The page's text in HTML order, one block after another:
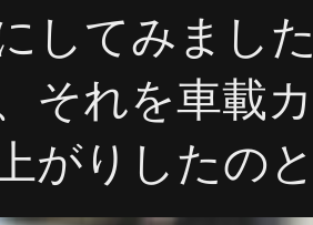
してみまし
それを車載
がりしたの